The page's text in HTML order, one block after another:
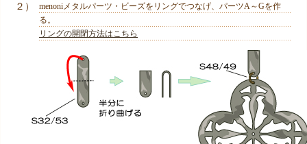
２）
menoniメタルパーツ・ビーズをリングでつなげ、パーツA～Gを作
る。
リングの開閉方法はこちら